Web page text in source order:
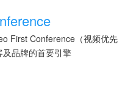
First Conference（视频优先
品牌的首要引擎